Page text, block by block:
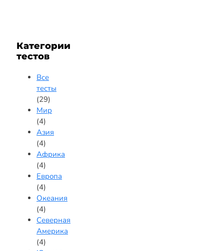
Категории
тестов
Все
тесты
(29)
Мир
(4)
Азия
(4)
Африка
(4)
Европа
(4)
Океания
(4)
Северная
Америка
(4)